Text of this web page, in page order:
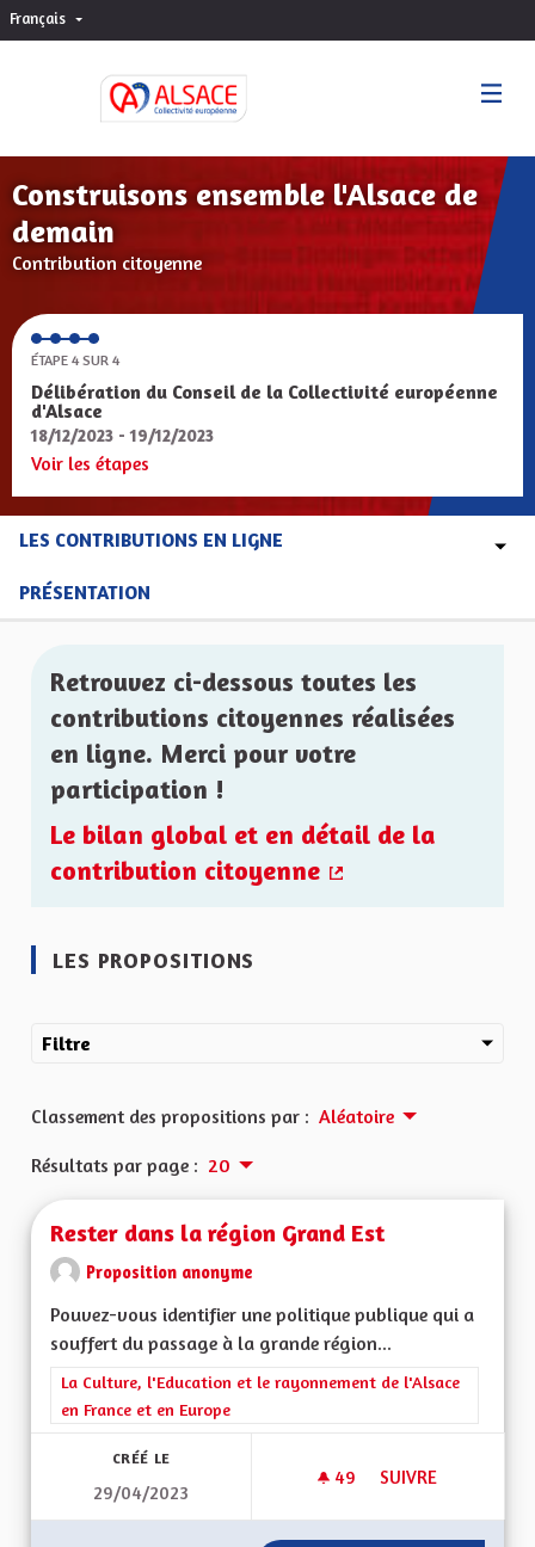
Français Choisir la langue
Construisons ensemble l'Alsace de
demain
Contribution citoyenne
ÉTAPE 4 SUR 4
Délibération du Conseil de la Collectivité européenne
d'Alsace
18/12/2023 - 19/12/2023
Voir les étapes
LES CONTRIBUTIONS EN LIGNE
PRÉSENTATION
Retrouvez ci-dessous toutes les
contributions citoyennes réalisées
en ligne. Merci pour votre
participation !
Le bilan global et en détail de la
contribution citoyenne
LES PROPOSITIONS
Filtre
Classement des propositions par : Aléatoire
Résultats par page : 20
Rester dans la région Grand Est
Proposition anonyme
Pouvez-vous identifier une politique publique qui a
souffert du passage à la grande région...
Filtrer les résultats de la catégorie : La Culture, l'Education et
La Culture, l'Education et le rayonnement de l'Alsace
en France et en Europe
CRÉÉ LE
29/04/2023
49 49 ABONNÉS
SUIVRE